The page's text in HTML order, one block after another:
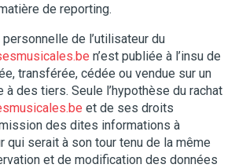
de reporting.
de l’utilisateur du
n’est publiée à l’insu de
transférée, cédée ou vendue sur un
à des tiers. Seule l’hypothèse du rachat
et de ses droits
des dites informations à
qui serait à son tour tenu de la même
et de modification des données